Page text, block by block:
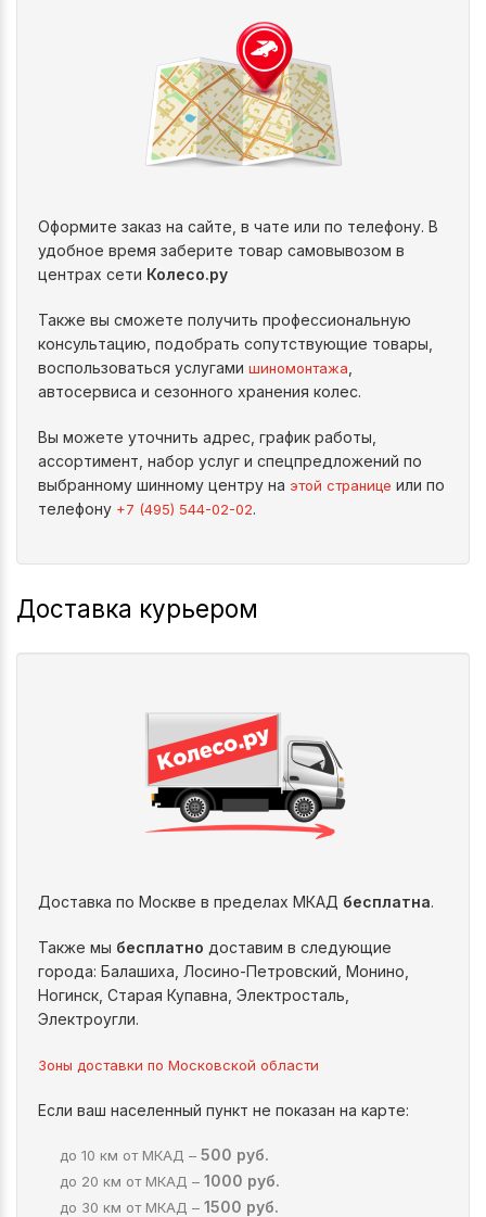
Оформите заказ на сайте, в чате или по телефону. В
удобное время заберите товар самовывозом в
центрах сети Колесо.ру
Также вы сможете получить профессиональную
консультацию, подобрать сопутствующие товары,
воспользоваться услугами шиномонтажа
автосервиса и сезонного хранения колес.
Вы можете уточнить адрес, график работы,
ассортимент, набор услуг и спецпредложений по
выбранному шинному центру на этой странице или по
телефону +7 (495) 544-02-02.
Доставка курьером
Доставка по Москве в пределах МКАД бесплатна.
Также мы бесплатно доставим в следующие
города: Балашиха, Лосино-Петровский, Монино,
Ногинск, Старая Купавна, Электросталь,
Электроугли.
Зоны доставки по Московской области
Если ваш населенный пункт не показан на карте:
до 10 км от МКАД – 500 руб.
до 20 км от МКАД – 1000 руб.
до 30 км от МКАД – 1500 руб.